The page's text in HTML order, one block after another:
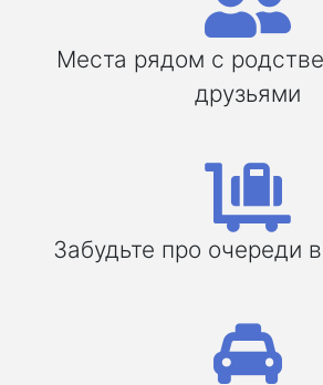
Места рядом с
друзьями
Забудьте про очереди